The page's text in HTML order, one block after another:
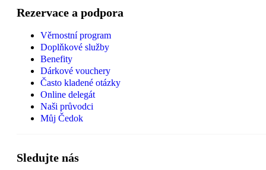
Rezervace a podpora
Věrnostní program
Doplňkové služby
Benefity
Dárkové vouchery
Často kladené otázky
Online delegát
Naši průvodci
Můj Čedok
Sledujte nás